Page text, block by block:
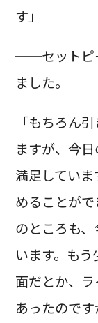
す」
──セットピ
ました。
「もちろん
ますが、今
満足してい
めることが
のところも
います。も
面だとか、
あったので